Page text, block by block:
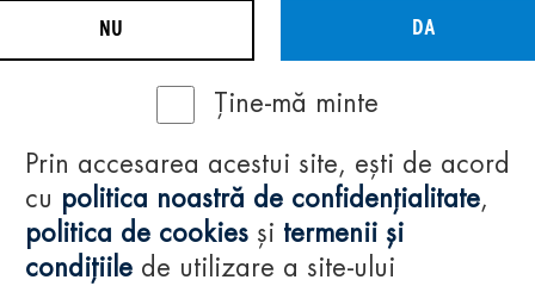
NU DA
Ține-mă minte
Prin accesarea acestui site, ești de acord
cu politica noastră de confidențialitate,
politica de cookies și termenii și
condițiile de utilizare a site-ului